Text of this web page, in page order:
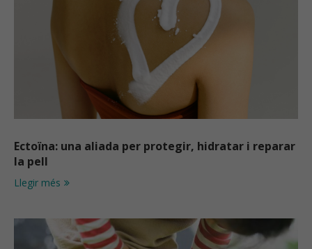
Ectoïna: una aliada per protegir, hidratar i reparar
la pell
Llegir més